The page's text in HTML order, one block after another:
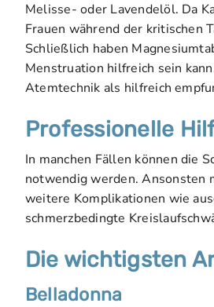
Melisse- oder Lavendelöl. Da
Frauen während der kritischen
Schließlich haben
Menstruation hilfreich sein
Atemtechnik als hilfreich
Professionelle
In manchen Fällen können die
notwendig werden. Ansonsten
weitere Komplikationen wie
schmerzbedingte
Die wichtigsten
Belladonna